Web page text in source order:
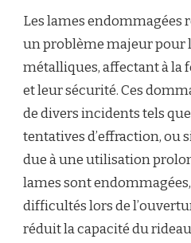
Les lames endommagées
un problème majeur pour
métalliques, affectant à
et leur sécurité. Ces
de divers incidents tels
tentatives d’effraction, ou
due à une utilisation
lames sont
difficultés lors de
réduit la capacité du